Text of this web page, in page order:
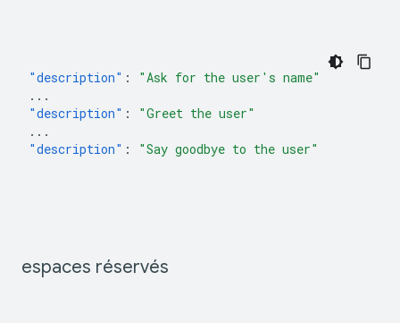
"description" :
"Ask for the user's name"
...
"description" :
"Greet the user"
...
"description" : "Say goodbye to the user"
espaces réservés